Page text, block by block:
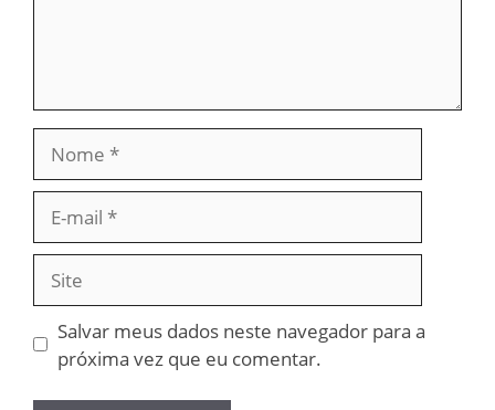
mail
Site
Salvar meus dados neste navegador para a
próxima vez que eu comentar.